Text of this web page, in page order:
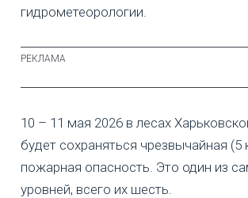
гидрометеорологии.
10 – 11 мая 2026 в лесах
будет сохраняться чрезвычайная (5
пожарная опасность. Это один из
уровней, всего их шесть.